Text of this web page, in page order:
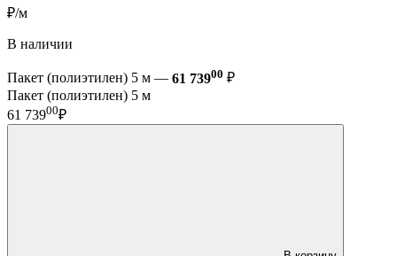
₽/м
В наличии
Пакет (полиэтилен) 5 м — 61 73900 ₽
Пакет (полиэтилен) 5 м
61 73900₽